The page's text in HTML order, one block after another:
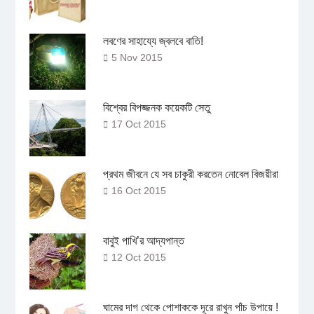
লবণের সাহায্যে জ্বলবে বাতি!
5 Nov 2015
বিশ্বের বিপজ্জনক কয়েকটি সেতু
17 Oct 2015
প্রথম জীবনে যে সব চাকুরী করতেন নোবেল বিজয়ীরা
16 Oct 2015
বাবুই পাখি’র আদ্যপান্ত
12 Oct 2015
ঘামের দাগ থেকে পোশাককে দূরে রাখুন পাঁচ উপায়ে !